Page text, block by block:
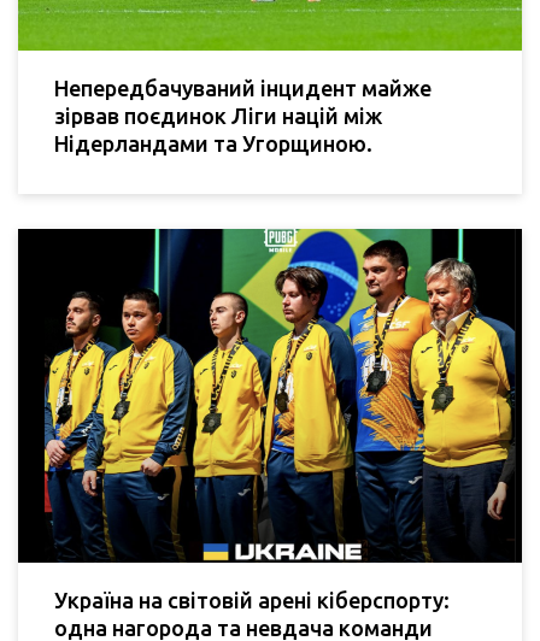
Непередбачуваний інцидент майже
зірвав поєдинок Ліги націй між
Нідерландами та Угорщиною.
Україна на світовій арені кіберспорту:
одна нагорода та невдача команди